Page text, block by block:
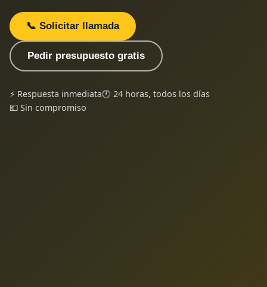
📞 Solicitar llamada
Pedir presupuesto gratis
⚡ Respuesta inmediata🕐 24 horas, todos los días
💶 Sin compromiso